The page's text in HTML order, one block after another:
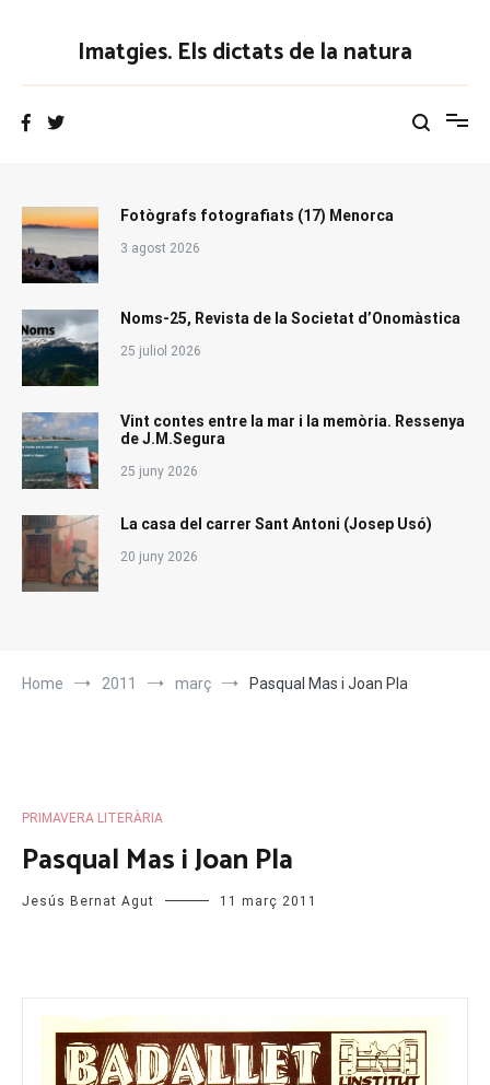
Imatgies. Els dictats de la natura
Fotògrafs fotografiats (17) Menorca
3 agost 2026
Noms-25, Revista de la Societat d’Onomàstica
25 juliol 2026
Vint contes entre la mar i la memòria. Ressenya
de J.M.Segura
25 juny 2026
La casa del carrer Sant Antoni (Josep Usó)
20 juny 2026
Home 2011 març Pasqual Mas i Joan Pla
PRIMAVERA LITERÀRIA
Pasqual Mas i Joan Pla
Jesús Bernat Agut 11 març 2011